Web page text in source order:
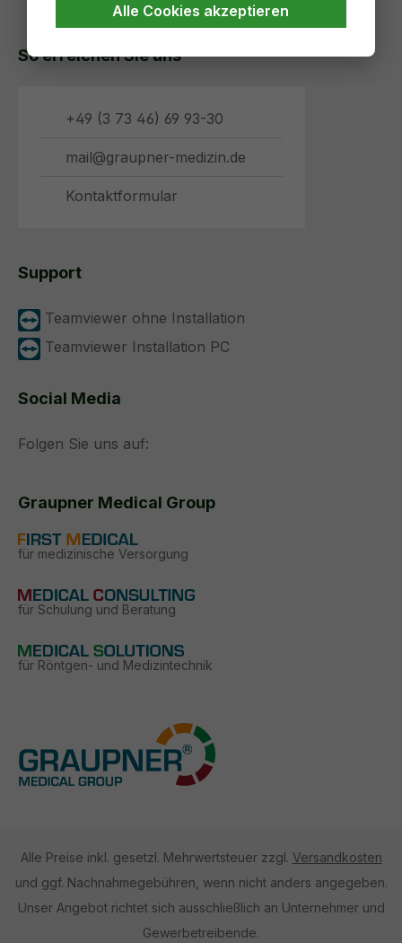
So erreichen Sie uns
+49 (3 73 46) 69 93-30
mail@graupner-medizin.de
Kontaktformular
Support
Teamviewer ohne Installation
Teamviewer Installation PC
Social Media
Folgen Sie uns auf:
Graupner Medical Group
für medizinische Versorgung
für Schulung und Beratung
für Röntgen- und Medizintechnik
Alle Preise inkl. gesetzl. Mehrwertsteuer zzgl. Versandkosten
und ggf. Nachnahmegebühren, wenn nicht anders angegeben.
Unser Angebot richtet sich ausschließlich an Unternehmer und
Gewerbetreibende.
Alle Cookies akzeptieren